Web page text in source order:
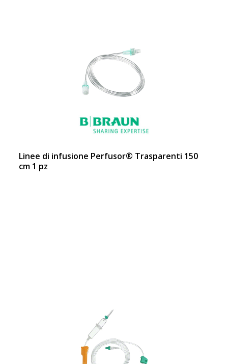
Linee di infusione Perfusor® Trasparenti 150
cm 1 pz